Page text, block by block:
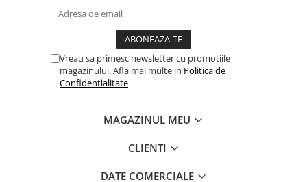
Cabluri adaptoare, cabluri Y
Cabluri audio
Cabluri de instrumente
Cabluri de microfon
Vreau sa primesc newsletter cu promotiile
magazinului. Afla mai multe in Politica de
Confidentialitate
MAGAZINUL MEU
CLIENTI
DATE COMERCIALE